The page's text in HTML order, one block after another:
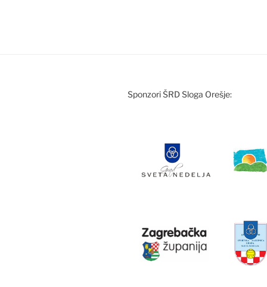
Sponzori ŠRD Sloga Orešje: